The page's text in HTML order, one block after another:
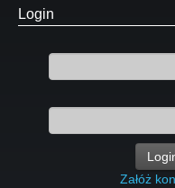
Login
Załóż